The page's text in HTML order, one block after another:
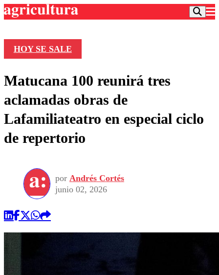
Frecuencias
Agricultura TV
Deportes
Colo Colo
Motor
Torneo Internacional
Torneo Nacional
Entretención
Noticias
Internacional
Nacional
Vida Social
Programas
Comercial
HOY SE SALE
Matucana 100 reunirá tres
aclamadas obras de
Lafamiliateatro en especial ciclo
de repertorio
por Andrés Cortés
junio 02, 2026